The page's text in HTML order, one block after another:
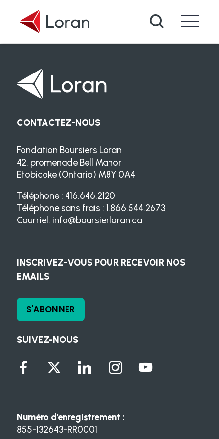
Recherche
SUIVEZ-NOUS
CONTACTEZ-NOUS
Fondation Boursiers Loran
42, promenade Bell Manor
Etobicoke (Ontario) M8Y 0A4
Téléphone : 416.646.2120
Téléphone sans frais : 1.866.544.2673
Courriel: info@boursierloran.ca
INSCRIVEZ-VOUS POUR RECEVOIR NOS
EMAILS
S'ABONNER
Numéro d’enregistrement :
855-132643-RR0001